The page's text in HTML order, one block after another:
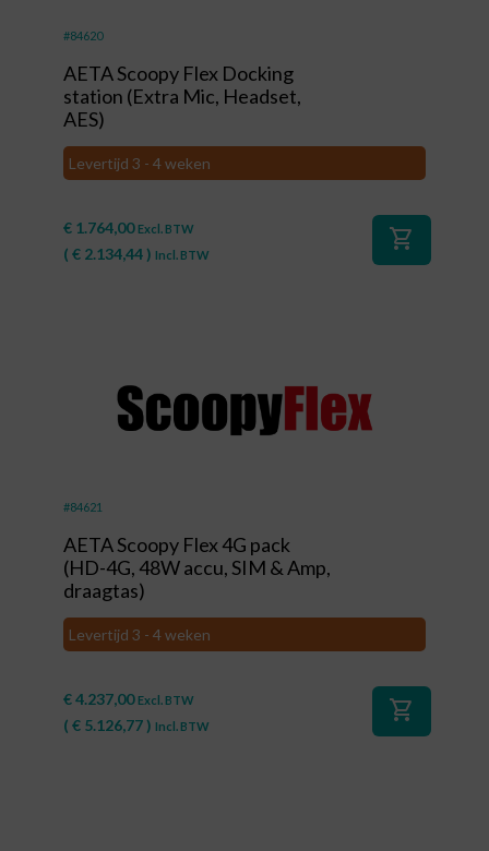
#84620
AETA Scoopy Flex Docking
station (Extra Mic, Headset,
AES)
Levertijd 3 - 4 weken
€ 1.764,00 Excl. BTW
( € 2.134,44) Incl. BTW
shopping_cart
#84621
AETA Scoopy Flex 4G pack
(HD-4G, 48W accu, SIM & Amp,
draagtas)
Levertijd 3 - 4 weken
€4.237,00 Excl. BTW
( € 5.126,77) Incl. BTW
shopping_cart